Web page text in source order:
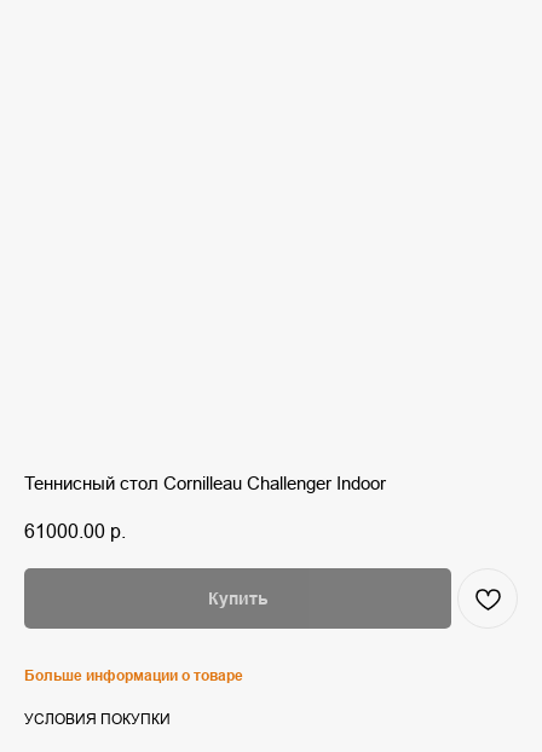
Теннисный стол Cornilleau Challenger Indoor
61000.00 р.
Купить
Больше информации о товаре
УСЛОВИЯ ПОКУПКИ